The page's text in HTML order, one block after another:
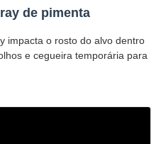
de pimenta
impacta o rosto do alvo dentro
e cegueira temporária para